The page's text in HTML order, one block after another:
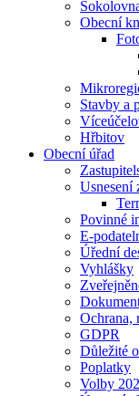
Obecní
Stavby a
Hřbitov
Obecní úřad
Usnesení
Povinné
E-
Úřední
Vyhlášky
Ochrana,
GDPR
Důležité
Poplatky
Volby